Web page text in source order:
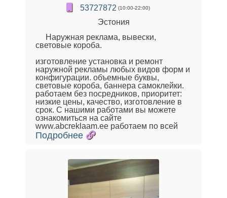
53727872 (10:00-22:00)
Эстония
Наружная реклама, вывески,
световые короба.
изготовление установка и ремонт
наружной рекламы любых видов форм и
конфигурации. объемные буквы,
световые короба, баннера самоклейки.
работаем без посредников, приоритет:
низкие цены, качество, изготовление в
срок. С нашими работами вы можете
ознакомиться на сайте
www.abcreklaam.ee работаем по всей
Подробнее